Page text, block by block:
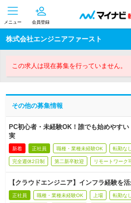
メニュー 会員登録
株式会社エンジニアファースト
この求人は現在募集を行っていません。
その他の募集情報
PC初心者・未経験OK！誰でも始めやす
実
新着 正社員 職種・業種未経験OK 転勤なし
完全週休2日制 第二新卒歓迎 リモートワーク
【クラウドエンジニア】インフラ経験を
正社員 職種・業種未経験OK 上場 転勤なし